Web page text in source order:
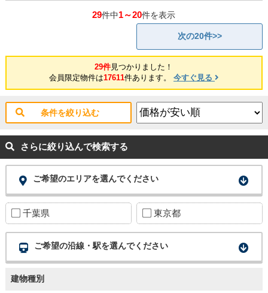
29件中1～20件を表示
次の20件>>
29件見つかりました！
会員限定物件は17611件あります。 今すぐ見る
条件を絞り込む
さらに絞り込んで検索する
ご希望のエリアを選んでください
千葉県 東京都
ご希望の沿線・駅を選んでください
建物種別